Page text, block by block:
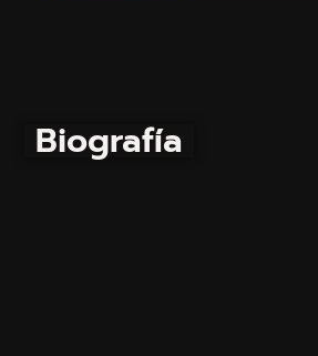
Biografía